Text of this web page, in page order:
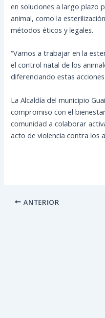
en soluciones a largo plazo
animal, como la
métodos éticos y legales.
“Vamos a trabajar en la
el control natal de los
diferenciando estas
La Alcaldía del municipio
compromiso con el
comunidad a colaborar
acto de violencia contra los
ANTERIOR